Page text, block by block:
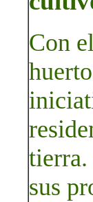
Con
tierra.
sus